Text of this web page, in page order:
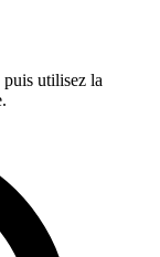
puis utilisez la